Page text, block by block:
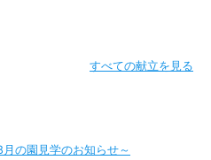
すべての献立を見る
の園見学のお知らせ～